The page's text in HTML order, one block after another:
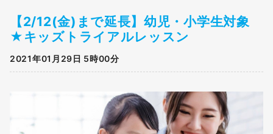
【2/12(金)まで延長】幼児・小学生対象
★キッズトライアルレッスン
2021年01月29日 5時00分